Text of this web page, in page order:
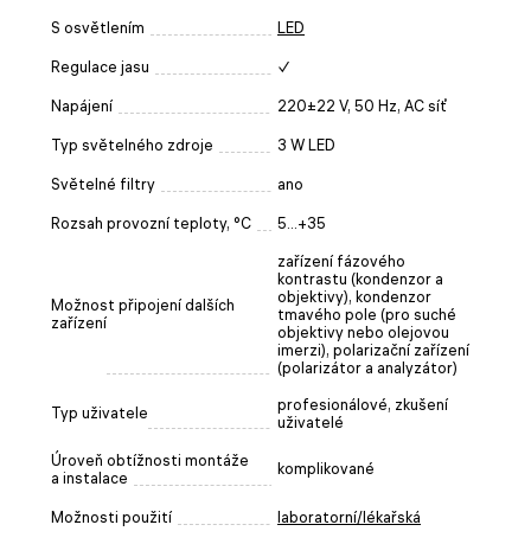
S osvětlením LED
Regulace jasu ✓
Napájení 220±22 V, 50 Hz, AC síť
Typ světelného zdroje 3 W LED
Světelné filtry ano
Rozsah provozní teploty, °C 5...+35
Možnost připojení dalších
zařízení
zařízení fázového
kontrastu (kondenzor a
objektivy), kondenzor
tmavého pole (pro suché
objektivy nebo olejovou
imerzi), polarizační zařízení
(polarizátor a analyzátor)
Typ uživatele
profesionálové, zkušení
uživatelé
Úroveň obtížnosti montáže
a instalace
komplikované
Možnosti použití laboratorní/lékařská